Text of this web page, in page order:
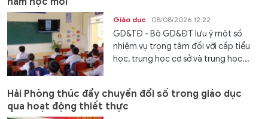
Giáo dục 08/08/2026 12:22
GD&TĐ - Bộ GD&ĐT lưu ý một số
nhiệm vụ trọng tâm đối với cấp tiểu
học, trung học cơ sở và trung học...
Hải Phòng thúc đẩy chuyển đổi số trong giáo dục
qua hoạt động thiết thực